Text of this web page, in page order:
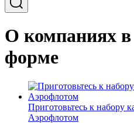
О компаниях в
форме
Приготовьтесь к набору
Аэрофлотом